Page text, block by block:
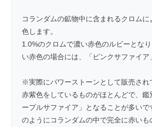
コランダムの鉱物中に含まれるクロムに
色します。
1.0%のクロムで濃い赤色のルビーとな
い赤色の場合には、「ピンクサファイア
※実際にパワーストーンとして販売され
赤紫色をしているものがほとんどで、鑑
ープルサファイア」となることが多いで
のようにコランダムの中で完全に赤いも